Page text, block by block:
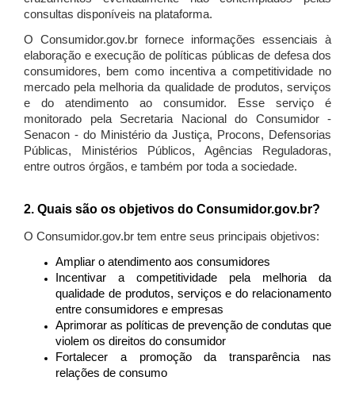
consultas disponíveis na plataforma.
O Consumidor.gov.br fornece informações essenciais à
elaboração e execução de políticas públicas de defesa dos
consumidores, bem como incentiva a competitividade no
mercado pela melhoria da qualidade de produtos, serviços
e do atendimento ao consumidor. Esse serviço é
monitorado pela Secretaria Nacional do Consumidor -
Senacon - do Ministério da Justiça, Procons, Defensorias
Públicas, Ministérios Públicos, Agências Reguladoras,
entre outros órgãos, e também por toda a sociedade.
2. Quais são os objetivos do Consumidor.gov.br?
O Consumidor.gov.br tem entre seus principais objetivos:
Ampliar o atendimento aos consumidores
Incentivar a competitividade pela melhoria da
qualidade de produtos, serviços e do relacionamento
entre consumidores e empresas
Aprimorar as políticas de prevenção de condutas que
violem os direitos do consumidor
Fortalecer a promoção da transparência nas
relações de consumo